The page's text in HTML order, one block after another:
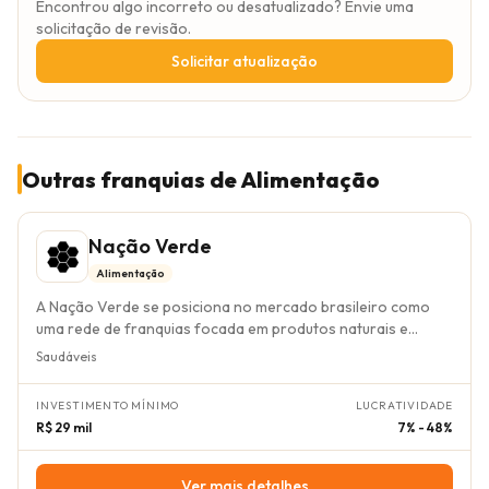
Encontrou algo incorreto ou desatualizado? Envie uma
solicitação de revisão.
Solicitar atualização
Outras franquias de Alimentação
Nação Verde
Alimentação
A Nação Verde se posiciona no mercado brasileiro como
uma rede de franquias focada em produtos naturais e
saudáveis, operando com uma filosofia de "capitalismo
negócio verticalizado, com fabricação própria de mais de
300 itens exclusivos, integrando múltiplos canais de venda
— varejo físico, e-commerce e venda direta — o que
confere maior controle da cadeia e potencial de margens
superiores aos franqueados, mitigando barreiras de
Saudáveis
INVESTIMENTO MÍNIMO
R$ 29 mil
LUCRATIVIDADE
7% - 48%